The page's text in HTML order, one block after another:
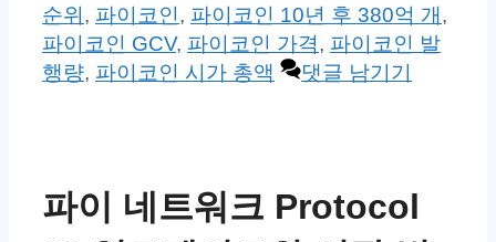
리
순위 , 파이코인, 파이코인 10년 후 380억 개 ,
파이코인 GCV, 파이코인 가격, 파이코인 발
행량, 파이코인 시가 총액 댓글 남기기
파이 네트워크 Protocol